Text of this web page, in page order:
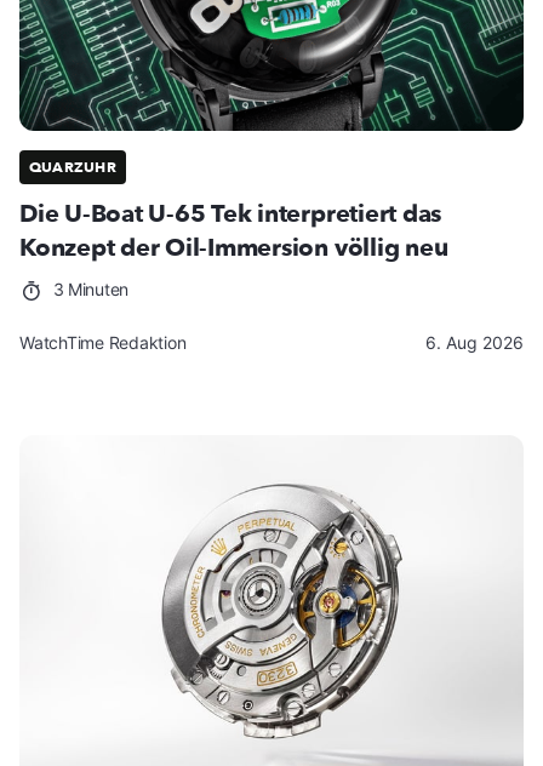
QUARZUHR
Die U-Boat U-65 Tek interpretiert das
Konzept der Oil-Immersion völlig neu
3 Minuten
WatchTime Redaktion 6. Aug 2026